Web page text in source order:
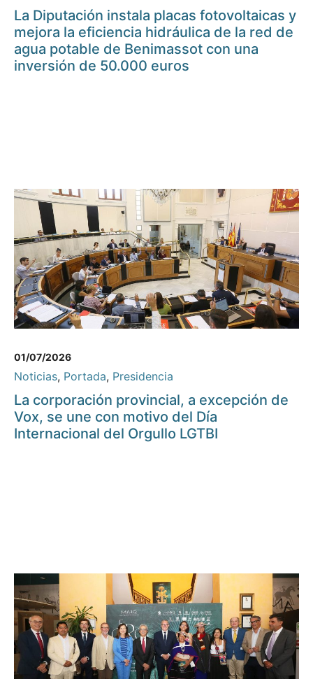
La Diputación instala placas fotovoltaicas y
mejora la eficiencia hidráulica de la red de
agua potable de Benimassot con una
inversión de 50.000 euros
01/07/2026
Noticias, Portada, Presidencia
La corporación provincial, a excepción de
Vox, se une con motivo del Día
Internacional del Orgullo LGTBI